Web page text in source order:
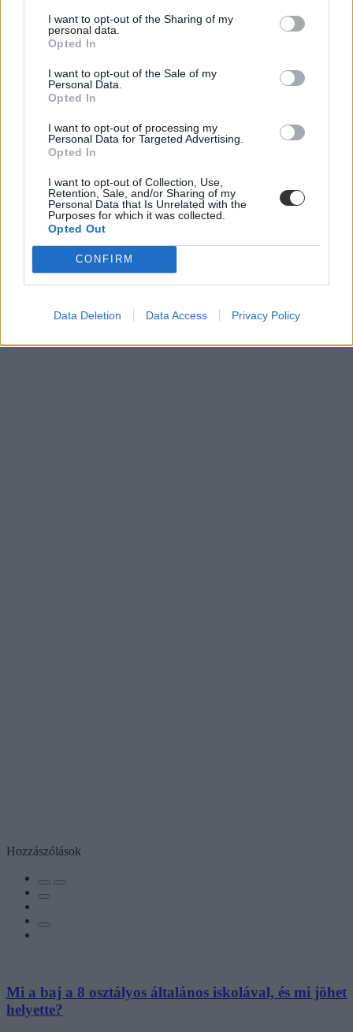
I want to opt-out of the Sharing of my
personal data.
Opted In
I want to opt-out of the Sale of my
Personal Data.
Opted In
I want to opt-out of processing my
Personal Data for Targeted Advertising.
Opted In
I want to opt-out of Collection, Use,
Retention, Sale, and/or Sharing of my
Personal Data that Is Unrelated with the
Purposes for which it was collected.
Opted Out
CONFIRM
Data Deletion Data Access Privacy Policy
verseny
Médiajog
elte
világverseny
versenyeredmény
Hozzászólások
Mi a baj a 8 osztályos általános iskolával, és mi jöhet
helyette?